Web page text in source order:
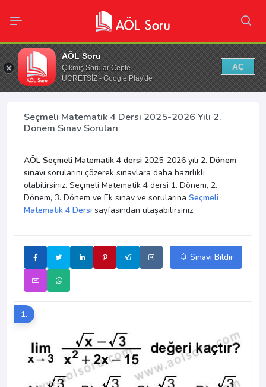
AÖL Soru
Çıkmış Sorular Cepte
ÜCRETSİZ - Google Play'de
AÇ
Seçmeli Matematik 4 Dersi 2025-2026 Yılı 2.
Dönem Sınav Soruları
AÖL Seçmeli Matematik 4 dersi 2025-2026 yılı 2. Dönem
sınavı sorularını çözerek sınavlara daha hazırlıklı
olabilirsiniz. Seçmeli Matematik 4 dersi 1. Dönem, 2.
Dönem, 3. Dönem ve Ek sınav ve sorularına Seçmeli
Matematik 4 Dersi sayfasından ulaşabilirsiniz.
Sınavı Bildir
1.